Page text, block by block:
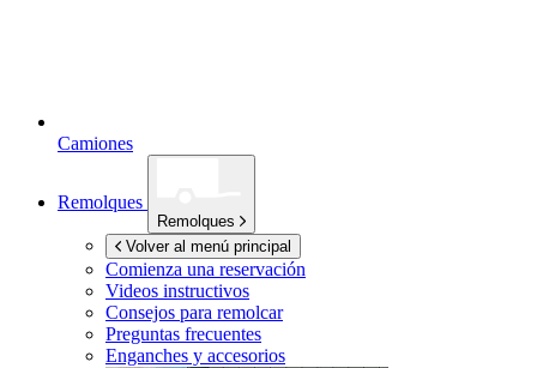
Camiones
Remolques
Remolques
Volver al menú principal
Comienza una reservación
Videos instructivos
Consejos para remolcar
Preguntas frecuentes
Enganches y accesorios